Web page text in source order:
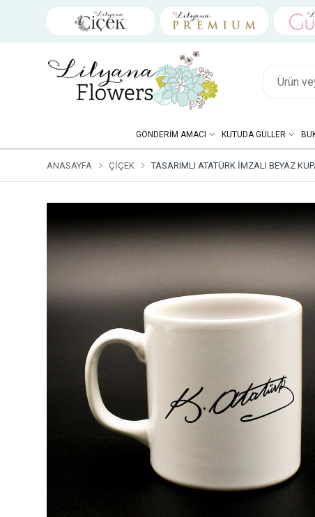
GÖNDERIM AMACI KUTUDA GÜLLER
ANASAYFA ÇIÇEK TASARIMLI ATATÜRK İMZALI BEYAZ